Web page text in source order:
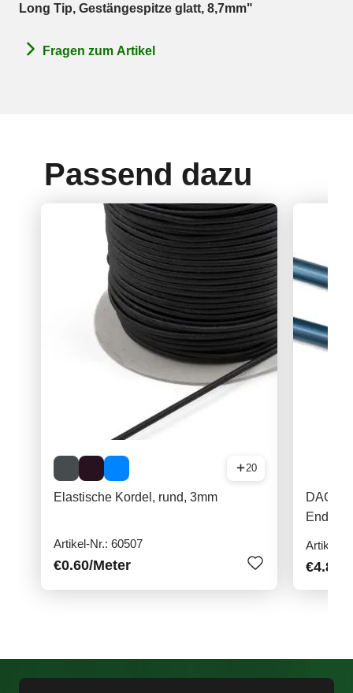
Long Tip, Gestängespitze glatt, 8,7mm"
Fragen zum Artikel
Passend dazu
20
Elastische Kordel, rund, 3mm
Artikel-Nr.: 60507
€0.60/Meter
DAC
Artikel-
€4.80